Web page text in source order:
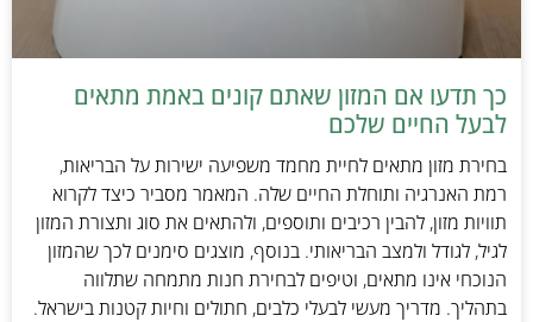
כך תדעו אם המזון שאתם קונים באמת מתאים
לבעל החיים שלכם
בחירת מזון מתאים לחיית מחמד משפיעה ישירות על הבריאות,
רמת האנרגיה ותוחלת החיים שלה. המאמר מסביר כיצד לקרוא
תוויות מזון, להבין רכיבים ותוספים, ולהתאים את סוג ותצורת המזון
לגיל, לגודל ולמצב הבריאותי. בנוסף, מוצגים סימנים לכך שהמזון
הנוכחי אינו מתאים, וטיפים לבחירת חנות מתמחה שתלווה
בתהליך. מדריך מעשי לבעלי כלבים, חתולים וחיות קטנות בישראל.